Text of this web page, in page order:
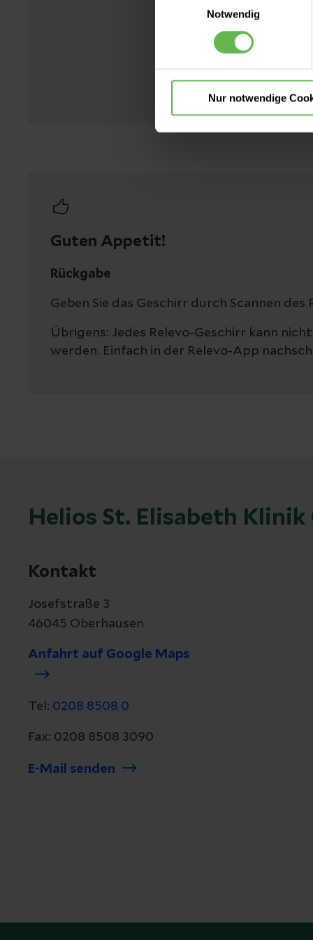
Es steht Ihnen frei, unsere
einzuwilligen. Ihre
Notwendig
Nur notwendige
Guten Appetit!
Rückgabe
Geben Sie das Geschirr durch Scannen
Übrigens: Jedes Relevo-Geschirr kann
werden. Einfach in der Relevo-App
Helios St. Elisabeth Klinik
Kontakt
Josefstraße 3
46045 Oberhausen
Anfahrt auf Google Maps
Tel: 0208 8508 0
Fax: 0208 8508 3090
E-Mail senden